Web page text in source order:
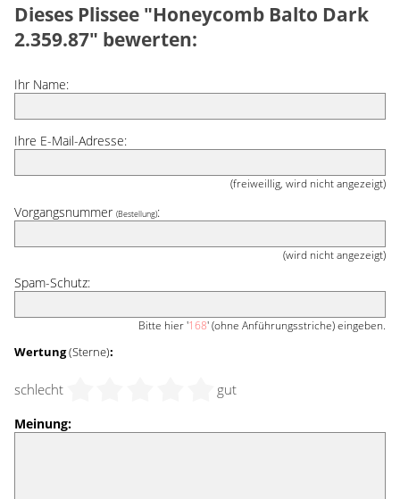
Dieses Plissee "Honeycomb Balto Dark
2.359.87" bewerten:
Ihr Name:
Ihre E-Mail-Adresse:
(freiweillig, wird nicht angezeigt)
Vorgangsnummer (Bestellung):
(wird nicht angezeigt)
Spam-Schutz:
Bitte hier '168' (ohne Anführungsstriche) eingeben.
Wertung(Sterne):
schlecht gut
Meinung: